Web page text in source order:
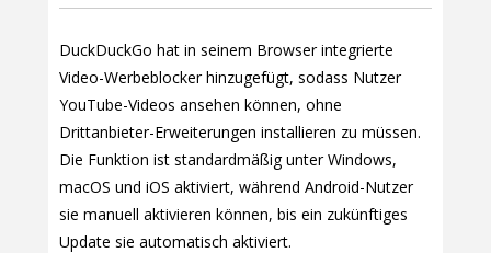
DuckDuckGo hat in seinem Browser integrierte
Video-Werbeblocker hinzugefügt, sodass Nutzer
YouTube-Videos ansehen können, ohne
Drittanbieter-Erweiterungen installieren zu müssen.
Die Funktion ist standardmäßig unter Windows,
macOS und iOS aktiviert, während Android-Nutzer
sie manuell aktivieren können, bis ein zukünftiges
Update sie automatisch aktiviert.